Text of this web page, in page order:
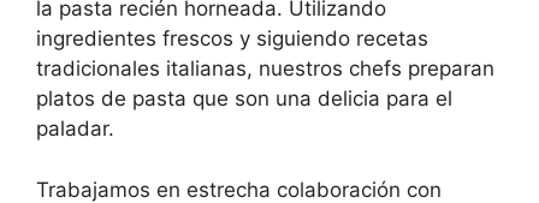
la pasta recién horneada. Utilizando
ingredientes frescos y siguiendo recetas
tradicionales italianas, nuestros chefs preparan
platos de pasta que son una delicia para el
paladar.
Trabajamos en estrecha colaboración con